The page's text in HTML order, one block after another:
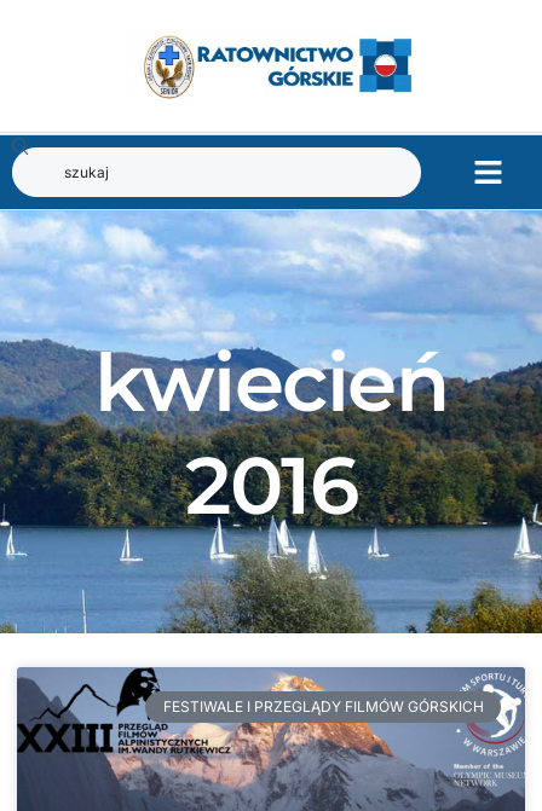
kwiecień
2016
FESTIWALE I PRZEGLĄDY FILMÓW GÓRSKICH